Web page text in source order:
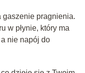
gaszenie pragnienia.
w płynie, który ma
a nie napój do